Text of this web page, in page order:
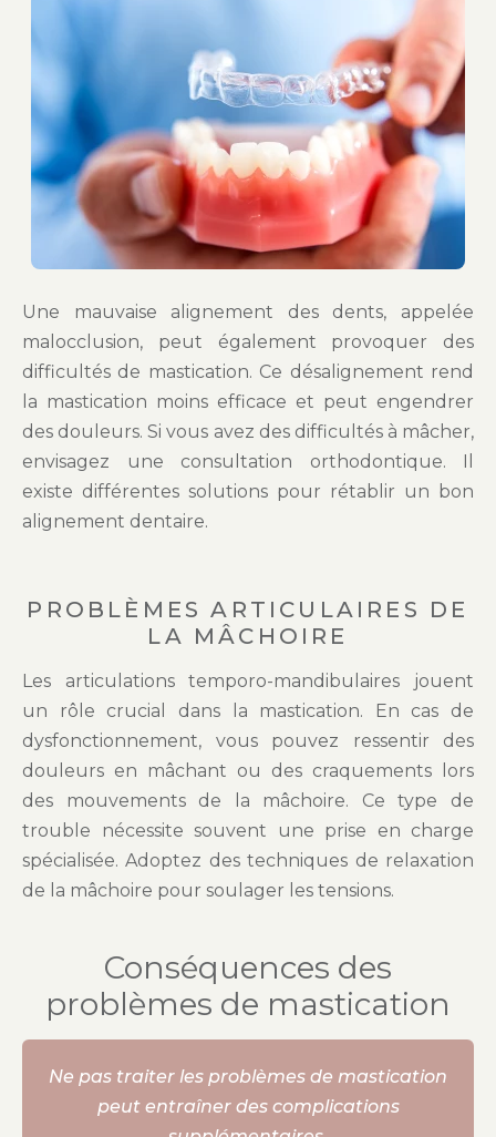
Une mauvaise alignement des dents, appelée
malocclusion, peut également provoquer des
difficultés de mastication. Ce désalignement rend
la mastication moins efficace et peut engendrer
des douleurs. Si vous avez des difficultés à mâcher,
envisagez une consultation orthodontique. Il
existe différentes solutions pour rétablir un bon
alignement dentaire.
PROBLÈMES ARTICULAIRES DE
LA MÂCHOIRE
Les articulations temporo-mandibulaires jouent
un rôle crucial dans la mastication. En cas de
dysfonctionnement, vous pouvez ressentir des
douleurs en mâchant ou des craquements lors
des mouvements de la mâchoire. Ce type de
trouble nécessite souvent une prise en charge
spécialisée. Adoptez des techniques de relaxation
de la mâchoire pour soulager les tensions.
Conséquences des
problèmes de mastication
Ne pas traiter les problèmes de mastication
peut entraîner des complications